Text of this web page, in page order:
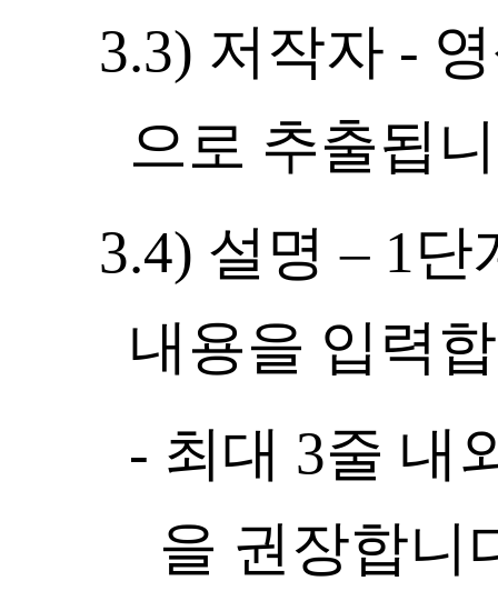
3.3) 저작자 -
으로 추출됩
3.4) 설명 – 1
내용을 입력
- 최대 3줄 내
을 권장합니